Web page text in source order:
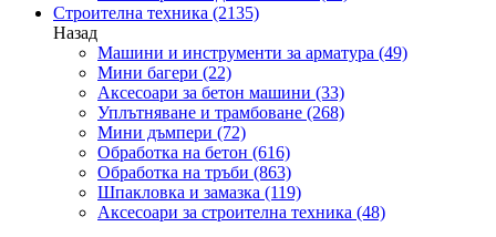
Строителна техника (2135)
Назад
Машини и инструменти за арматура (49)
Мини багери (22)
Аксесоари за бетон машини (33)
Уплътняване и трамбоване (268)
Мини дъмпери (72)
Обработка на бетон (616)
Обработка на тръби (863)
Шпакловка и замазка (119)
Аксесоари за строителна техника (48)